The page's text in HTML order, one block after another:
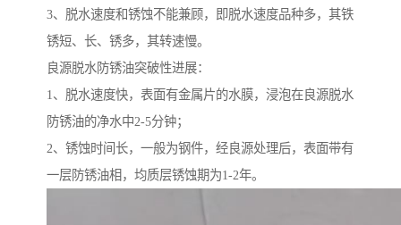
3、脱水速度和锈蚀不能兼顾，即脱水速度品种多，其铁
锈短、长、锈多，其转速慢。
良源脱水防锈油突破性进展：
1、脱水速度快，表面有金属片的水膜，浸泡在良源脱水
防锈油的净水中2-5分钟；
2、锈蚀时间长，一般为钢件，经良源处理后，表面带有
一层防锈油相，均质层锈蚀期为1-2年。